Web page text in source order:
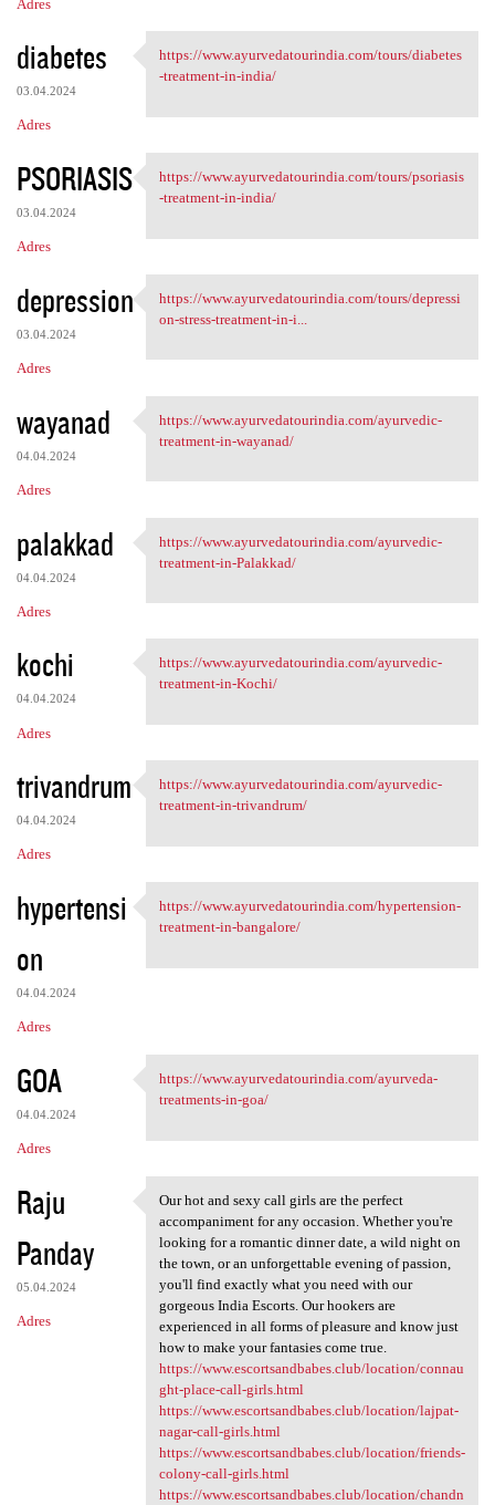
Adres
diabetes
03.04.2024
Adres
https://www.ayurvedatourindia
https://www.ayurvedatourindia.com/tours/diabetes
-treatment-in-india/
PSORIASIS
03.04.2024
Adres
https://www.ayurvedatourindia
https://www.ayurvedatourindia.com/tours/psoriasis
-treatment-in-india/
depression
03.04.2024
Adres
https://www.ayurvedatourindia
https://www.ayurvedatourindia.com/tours/depressi
on-stress-treatment-in-i...
wayanad
04.04.2024
Adres
https://www.ayurvedatourindia
https://www.ayurvedatourindia.com/ayurvedic-
treatment-in-wayanad/
palakkad
04.04.2024
Adres
https://www.ayurvedatourindia
https://www.ayurvedatourindia.com/ayurvedic-
treatment-in-Palakkad/
kochi
04.04.2024
Adres
https://www.ayurvedatourindia
https://www.ayurvedatourindia.com/ayurvedic-
treatment-in-Kochi/
trivandrum
04.04.2024
Adres
https://www.ayurvedatourindia
https://www.ayurvedatourindia.com/ayurvedic-
treatment-in-trivandrum/
hypertensi
on
04.04.2024
Adres
https://www.ayurvedatourindia
https://www.ayurvedatourindia.com/hypertension-
treatment-in-bangalore/
GOA
04.04.2024
Adres
https://www.ayurvedatourindia
https://www.ayurvedatourindia.com/ayurveda-
treatments-in-goa/
Raju
Panday
05.04.2024
Adres
Our hot and sexy call girls
Our hot and sexy call girls are the perfect
accompaniment for any occasion. Whether you're
looking for a romantic dinner date, a wild night on
the town, or an unforgettable evening of passion,
you'll find exactly what you need with our
gorgeous India Escorts. Our hookers are
experienced in all forms of pleasure and know just
how to make your fantasies come true.
https://www.escortsandbabes.club/location/connau
ght-place-call-girls.html
https://www.escortsandbabes.club/location/lajpat-
nagar-call-girls.html
https://www.escortsandbabes.club/location/friends-
colony-call-girls.html
https://www.escortsandbabes.club/location/chandn